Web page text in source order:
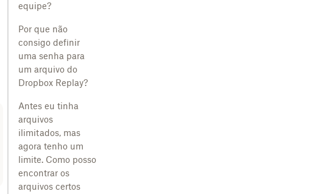
equipe?
Por que não
consigo definir
uma senha para
um arquivo do
Dropbox Replay?
Antes eu tinha
arquivos
ilimitados, mas
agora tenho um
limite. Como posso
encontrar os
arquivos certos